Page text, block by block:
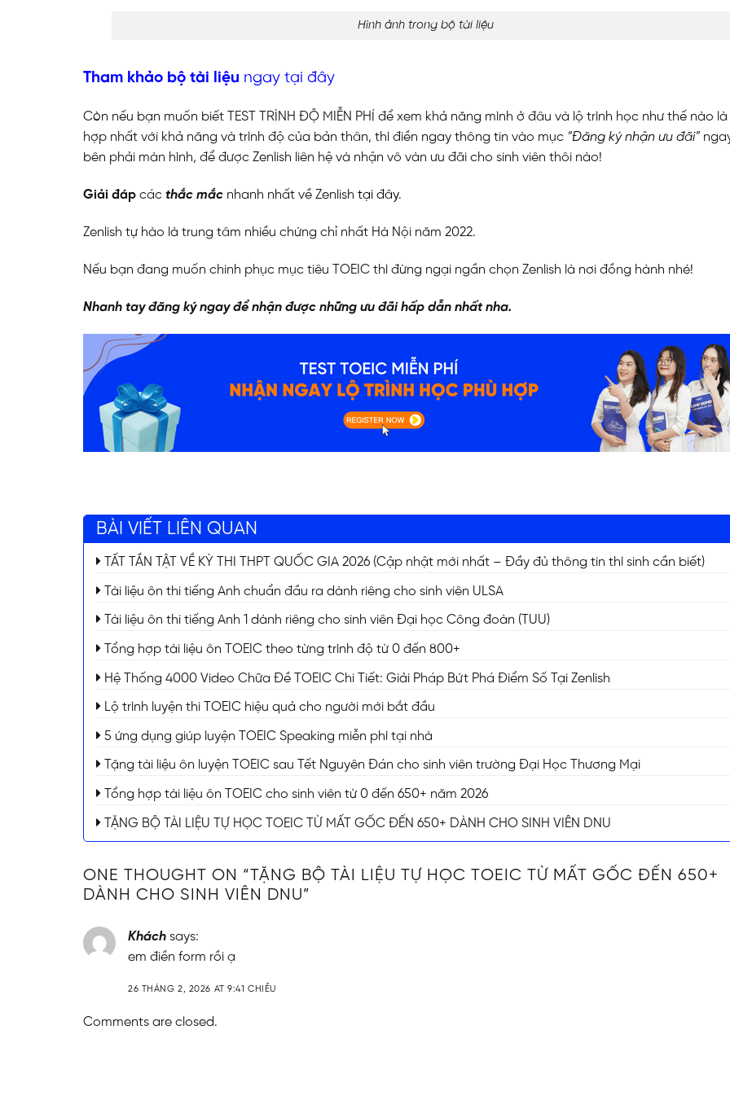
Hình ảnh trong bộ tài liệu
Tham khảo bộ tài liệu ngay tại đây
Còn nếu bạn muốn biết TEST TRÌNH ĐỘ MIỄN PHÍ để xem khả năng mình ở đâu và lộ trình học như thế nào
hợp nhất với khả năng và trình độ của bản thân, thì điền ngay thông tin vào mục “Đăng ký nhận ưu đãi”
bên phải màn hình, để được Zenlish liên hệ và nhận vô vàn ưu đãi cho sinh viên thôi nào!
Giải đáp các thắc mắc nhanh nhất về Zenlish tại đây.
Zenlish tự hào là trung tâm nhiều chứng chỉ nhất Hà Nội năm 2022.
Nếu bạn đang muốn chinh phục mục tiêu TOEIC thì đừng ngại ngần chọn Zenlish là nơi đồng hành nhé!
Nhanh tay đăng ký ngay để nhận được những ưu đãi hấp dẫn nhất nha.
BÀI VIẾT LIÊN QUAN
TẤT TẦN TẬT VỀ KỲ THI THPT QUỐC GIA 2026 (Cập nhật mới nhất – Đầy đủ thông tin thí sinh cần biết)
Tài liệu ôn thi tiếng Anh chuẩn đầu ra dành riêng cho sinh viên ULSA
Tài liệu ôn thi tiếng Anh 1 dành riêng cho sinh viên Đại học Công đoàn (TUU)
Tổng hợp tài liệu ôn TOEIC theo từng trình độ từ 0 đến 800+
Hệ Thống 4000 Video Chữa Đề TOEIC Chi Tiết: Giải Pháp Bứt Phá Điểm Số Tại Zenlish
Lộ trình luyện thi TOEIC hiệu quả cho người mới bắt đầu
5 ứng dụng giúp luyện TOEIC Speaking miễn phí tại nhà
Tặng tài liệu ôn luyện TOEIC sau Tết Nguyên Đán cho sinh viên trường Đại Học Thương Mại
Tổng hợp tài liệu ôn TOEIC cho sinh viên từ 0 đến 650+ năm 2026
TẶNG BỘ TÀI LIỆU TỰ HỌC TOEIC TỪ MẤT GỐC ĐẾN 650+ DÀNH CHO SINH VIÊN DNU
ONE THOUGHT ON “TẶNG BỘ TÀI LIỆU TỰ HỌC TOEIC TỪ MẤT GỐC ĐẾN 650+
DÀNH CHO SINH VIÊN DNU”
Khách says:
em điền form rồi ạ
26 THÁNG 2, 2026 AT 9:41 CHIỀU
Comments are closed.
ĐĂNG KÝ TƯ VẤN